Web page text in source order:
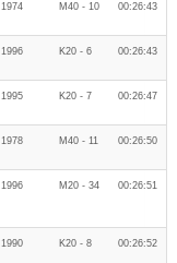
1974 M40 - 10 00:26:43
1996 K20 - 6 00:26:43
1995 K20 - 7 00:26:47
1978 M40 - 11 00:26:50
1996 M20 - 34 00:26:51
1990 K20 - 8 00:26:52